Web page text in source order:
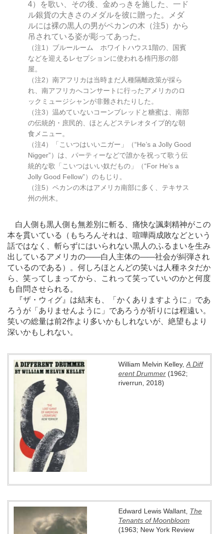
4）を歌い、その後、金めっきを施した、一ド
ル銀貨の大きさのメダルを彼に贈った。メダ
ルには裸の黒人の男がペカンの木（注5）から
吊されている姿が彫ってあった。
（注1）ブルールーム ホワイトハウス1階の、国賓
などを迎えるレセプションに使われる楕円形の部
屋。
（注2）南アフリカは当時まだ人種隔離政策が採ら
れ、南アフリカへコンサートに行ったアメリカのロ
ックミュージシャンが非難されたりした。
（注3）温めていないコーンブレッドと糖蜜は、南部
の伝統的・庶民的、ほとんどステレオタイプ的な朝
食メニュー。
（注4）「こいつはいいニガー」（“He’s a Jolly Good
Nigger”）は、パーティーなどで誰かを祝って歌う伝
統的な歌「こいつはいい奴だもの」（“For He’s a
Jolly Good Fellow”）のもじり。
（注5）ペカンの木はアメリカ南部に多く、テキサス
州の州木。
白人側も黒人側も無差別に斬る、痛快な諷刺精神がこの
本を貫いている（もちろんそれは、喧嘩両成敗などという
話ではなく、斬らずにはいられない黒人のふるまいを生み
出しているアメリカの――白人主体の――社会が糾弾され
ているのである）。何しろほとんどの笑いは人種ネタだか
ら、笑ってしまってから、これって笑っていいのかと何度
も自問させられる。
『ザ・ウィグ』は結末も、「かくありますように」であ
ろうが「ありませんように」であろうが祈りには程遠い。
笑いの総量は前2作より多いかもしれないが、絶望もより
深いかもしれない。
William Melvin Kelley,A Diff
erent Drummer (1962;
riverrun, 2018)
Edward Lewis Wallant, The
Tenants of Moonbloom
(1963; New York Review